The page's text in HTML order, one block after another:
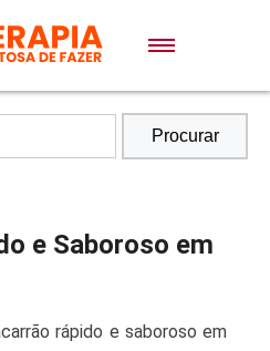
Procurar
e Saboroso em
rápido e saboroso em